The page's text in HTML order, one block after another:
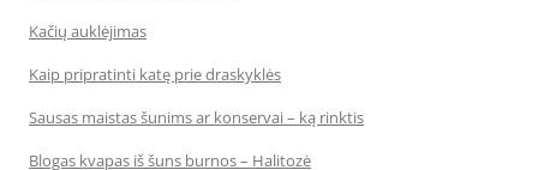
Kačių auklėjimas
Kaip pripratinti katę prie draskyklės
Sausas maistas šunims ar konservai – ką rinktis
Blogas kvapas iš šuns burnos – Halitozė